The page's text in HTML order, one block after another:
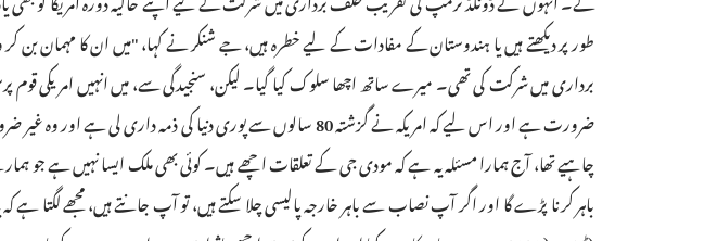
طور پر دیکھتے ہیں یا ہندوستان کے مفادات کے لیے خطرہ ہیں، جے شنکر نے کہا، "میں ان کا
برداری میں شرکت کی تھی۔ میرے ساتھ اچھا سلوک کیا گیا۔ لیکن، سنجیدگی سے، میں انہیں امریکی
ضرورت ہے اور اس لیے کہ امریکہ نے گزشتہ 80 سالوں سے پوری دنیا کی
چاہیے تھا، آج ہمارا مسئلہ یہ ہے کہ مودی جی کے تعلقات اچھے ہیں۔ کوئی بھی ملک ایسا نہیں ہے
باہر کرنا پڑے گا اور اگر آپ نصاب سے باہر خارجہ پالیسی چلا سکتے ہیں، تو آپ جانتے ہیں، مجھے لگتا